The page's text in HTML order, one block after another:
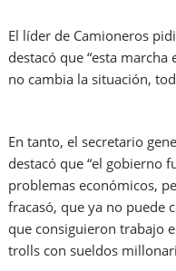
El líder de Camioneros
destacó que “esta
no cambia la situación,
En tanto, el secretario
destacó que “el gobierno
problemas económicos,
fracasó, que ya no puede
que consiguieron trabajo
trolls con sueldos